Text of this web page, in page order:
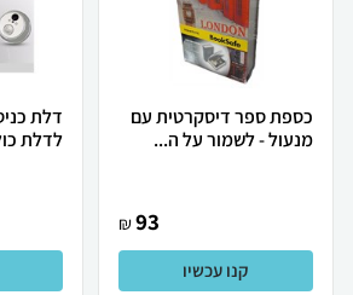
כספת ספר דיסקרטית עם
מנעול - לשמור על ה...
93
₪
קנו עכשיו
דלת
לדלת